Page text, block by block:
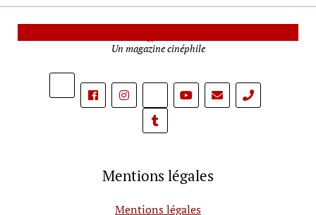
Un magazine cinéphile
phone
Mentions légales
Mentions légales